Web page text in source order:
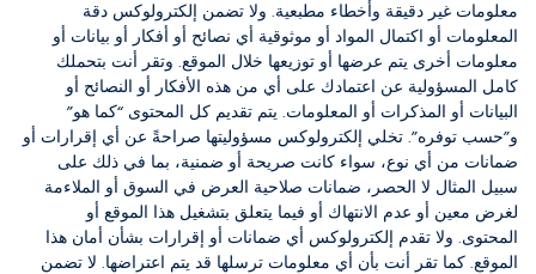
معلومات غير دقيقة وأخطاء مطبعية. ولا تضمن إلكترولوكس دقة
المعلومات أو اكتمال المواد أو موثوقية أي نصائح أو أفكار أو بيانات أو
معلومات أخرى يتم عرضها أو توزيعها خلال الموقع. وتقر أنت بتحملك
كامل المسؤولية عن اعتمادك على أي من هذه الأفكار أو النصائح أو
البيانات أو المذكرات أو المعلومات. يتم تقديم كل المحتوى “كما هو”
و”حسب توفره”. تخلي إلكترولوكس مسؤوليتها صراحةً عن أي إقرارات أو
ضمانات من أي نوع، سواء كانت صريحة أو ضمنية، بما في ذلك على
سبيل المثال لا الحصر، ضمانات صلاحية العرض في السوق أو الملاءمة
لغرض معين أو عدم الانتهاك أو فيما يتعلق بتشغيل هذا الموقع أو
المحتوى. ولا تقدم إلكترولوكس أي ضمانات أو إقرارات بشأن أمان هذا
الموقع. كما تقر أنت بأن أي معلومات ترسلها قد يتم اعتراضها. لا تضمن